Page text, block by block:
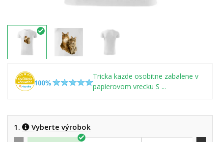
Tricka kazde osobitne zabalene v
papierovom vrecku S ...
1. Vyberte výrobok